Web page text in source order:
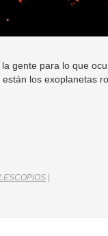
gente para lo que
los exoplanetas